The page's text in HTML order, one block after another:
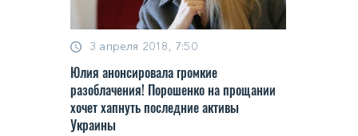
3 апреля 2018, 7:50
Юлия анонсировала громкие
разоблачения! Порошенко на прощании
хочет хапнуть последние активы
Украины